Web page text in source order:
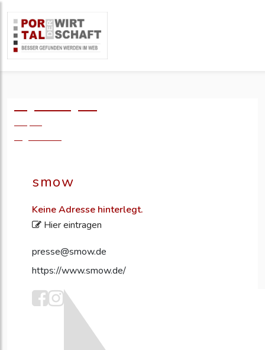
smow
Keine Adresse hinterlegt.
Hier eintragen
presse@smow.de
https://www.smow.de/